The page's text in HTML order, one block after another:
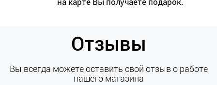
Отзывы
Вы всегда можете оставить свой отзыв о работе
нашего магазина